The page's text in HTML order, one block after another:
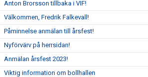
Anton Brorsson tillbaka i VIF!
Välkommen, Fredrik Falkevall!
Påminnelse anmälan till årsfest!
Nyförvärv på herrsidan!
Anmälan årsfest 2023!
Viktig information om bollhallen